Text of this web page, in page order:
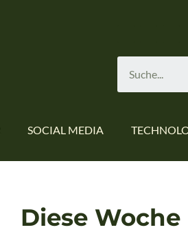
SOCIAL MEDIA
Diese